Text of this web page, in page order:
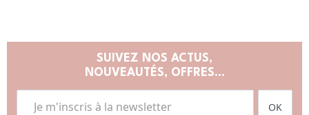
SUIVEZ NOS ACTUS,
NOUVEAUTÉS, OFFRES...
OK